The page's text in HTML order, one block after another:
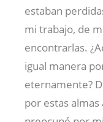
estaban
mi trabajo, de
encontrarlas.
igual manera
eternamente?
por estas